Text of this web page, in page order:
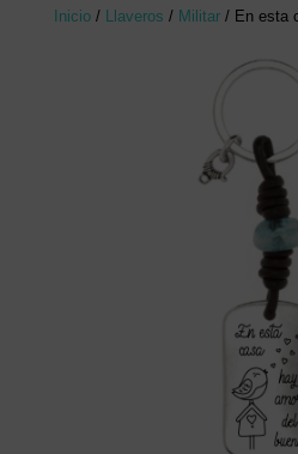
Inicio/ Llaveros / Militar/ En esta